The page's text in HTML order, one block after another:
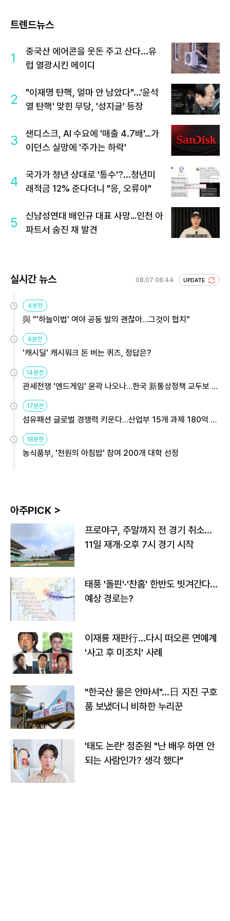
트렌드뉴스
1
중국산 에어콘을 웃돈 주고 산다...유
럽 열광시킨 메이디
2
"이재명 탄핵, 얼마 안 남았다"...'윤석
열 탄핵' 맞힌 무당, '성지글' 등장
3
샌디스크, AI 수요에 '매출 4.7배'…가
이던스 실망에 '주가는 하락'
4
국가가 청년 상대로 '통수'?...청년미
래적금 12% 준다더니 "응, 오류야"
5
신남성연대 배인규 대표 사망…인천 아
파트서 숨진 채 발견
실시간 뉴스 08.07 08:44 UPDATE
4분전
與 "'하늘이법' 여야 공동 발의 괜찮아…그것이 협치"
9분전
'캐시딜' 캐시워크 돈 버는 퀴즈, 정답은?
14분전
관세전쟁 '엔드게임' 윤곽 나오나…한국 新통상정책 교두보 활
용해야
17분전
섬유패션 글로벌 경쟁력 키운다…산업부 15개 과제 180억 지
원
18분전
농식품부, '천원의 아침밥' 참여 200개 대학 선정
아주PICK >
프로야구, 주말까지 전 경기 취소…
11일 재개·오후 7시 경기 시작
태풍 '돌핀'·'찬홈' 한반도 빗겨간다…
예상 경로는?
이재룡 재판行…다시 떠오른 연예계
'사고 후 미조치' 사례
"한국산 물은 안마셔"…日 지진 구호
품 보냈더니 비하한 누리꾼
'태도 논란' 정준원 "난 배우 하면 안
되는 사람인가? 생각 했다"